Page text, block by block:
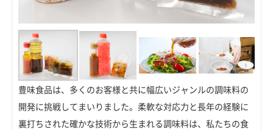
豊味食品は、多くのお客様と共に幅広いジャンルの調味料の
開発に挑戦してまいりました。柔軟な対応力と長年の経験に
裏打ちされた確かな技術から生まれる調味料は、私たちの食